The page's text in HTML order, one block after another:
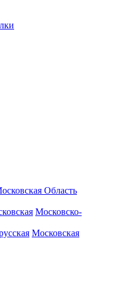
Область
Московско-
Московская